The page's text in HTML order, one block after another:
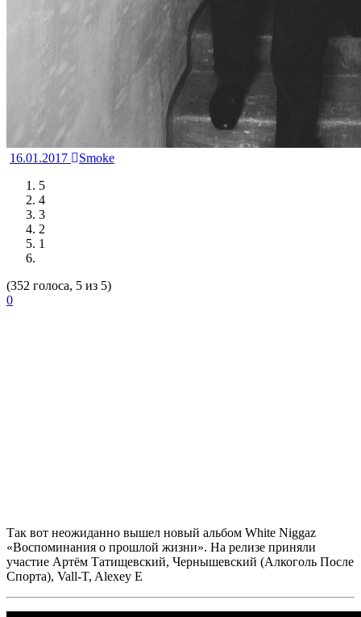
16.01.2017
Smoke
5
4
3
2
1
(352 голоса, 5 из 5)
0
Так вот неожиданно вышел новый альбом White Niggaz
«Воспоминания о прошлой жизни». На релизе приняли
участие Артём Татищевский, Чернышевский (Алкоголь После
Спорта), Vall-T, Alexey E